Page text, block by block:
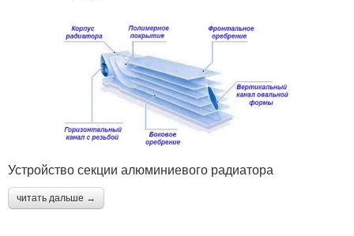
Устройство секции алюминиевого радиатора
читать дальше →